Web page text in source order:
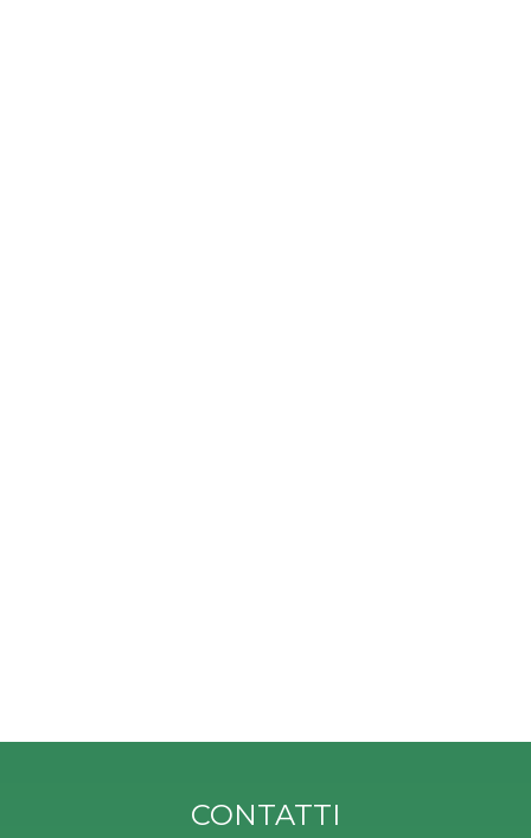
CONTATTI